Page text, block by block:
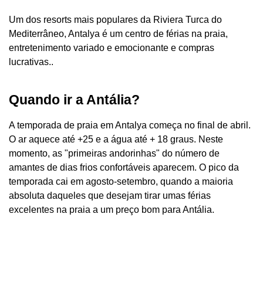
Um dos resorts mais populares da Riviera Turca do
Mediterrâneo, Antalya é um centro de férias na praia,
entretenimento variado e emocionante e compras
lucrativas..
Quando ir a Antália?
A temporada de praia em Antalya começa no final de abril.
O ar aquece até +25 e a água até + 18 graus. Neste
momento, as "primeiras andorinhas" do número de
amantes de dias frios confortáveis ​​aparecem. O pico da
temporada cai em agosto-setembro, quando a maioria
absoluta daqueles que desejam tirar umas férias
excelentes na praia a um preço bom para Antália.